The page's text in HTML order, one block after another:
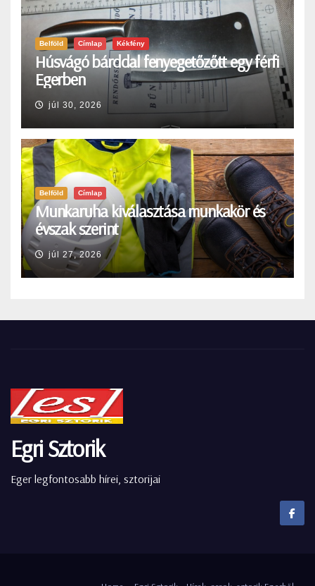
Belföld Címlap Kékfény
Húsvágó bárddal fenyegetőzőtt egy férfi
Egerben
júl 30, 2026
Belföld Címlap
Munkaruha kiválasztása munkakör és
évszak szerint
júl 27, 2026
Egri Sztorik
Eger legfontosabb hírei, sztorijai